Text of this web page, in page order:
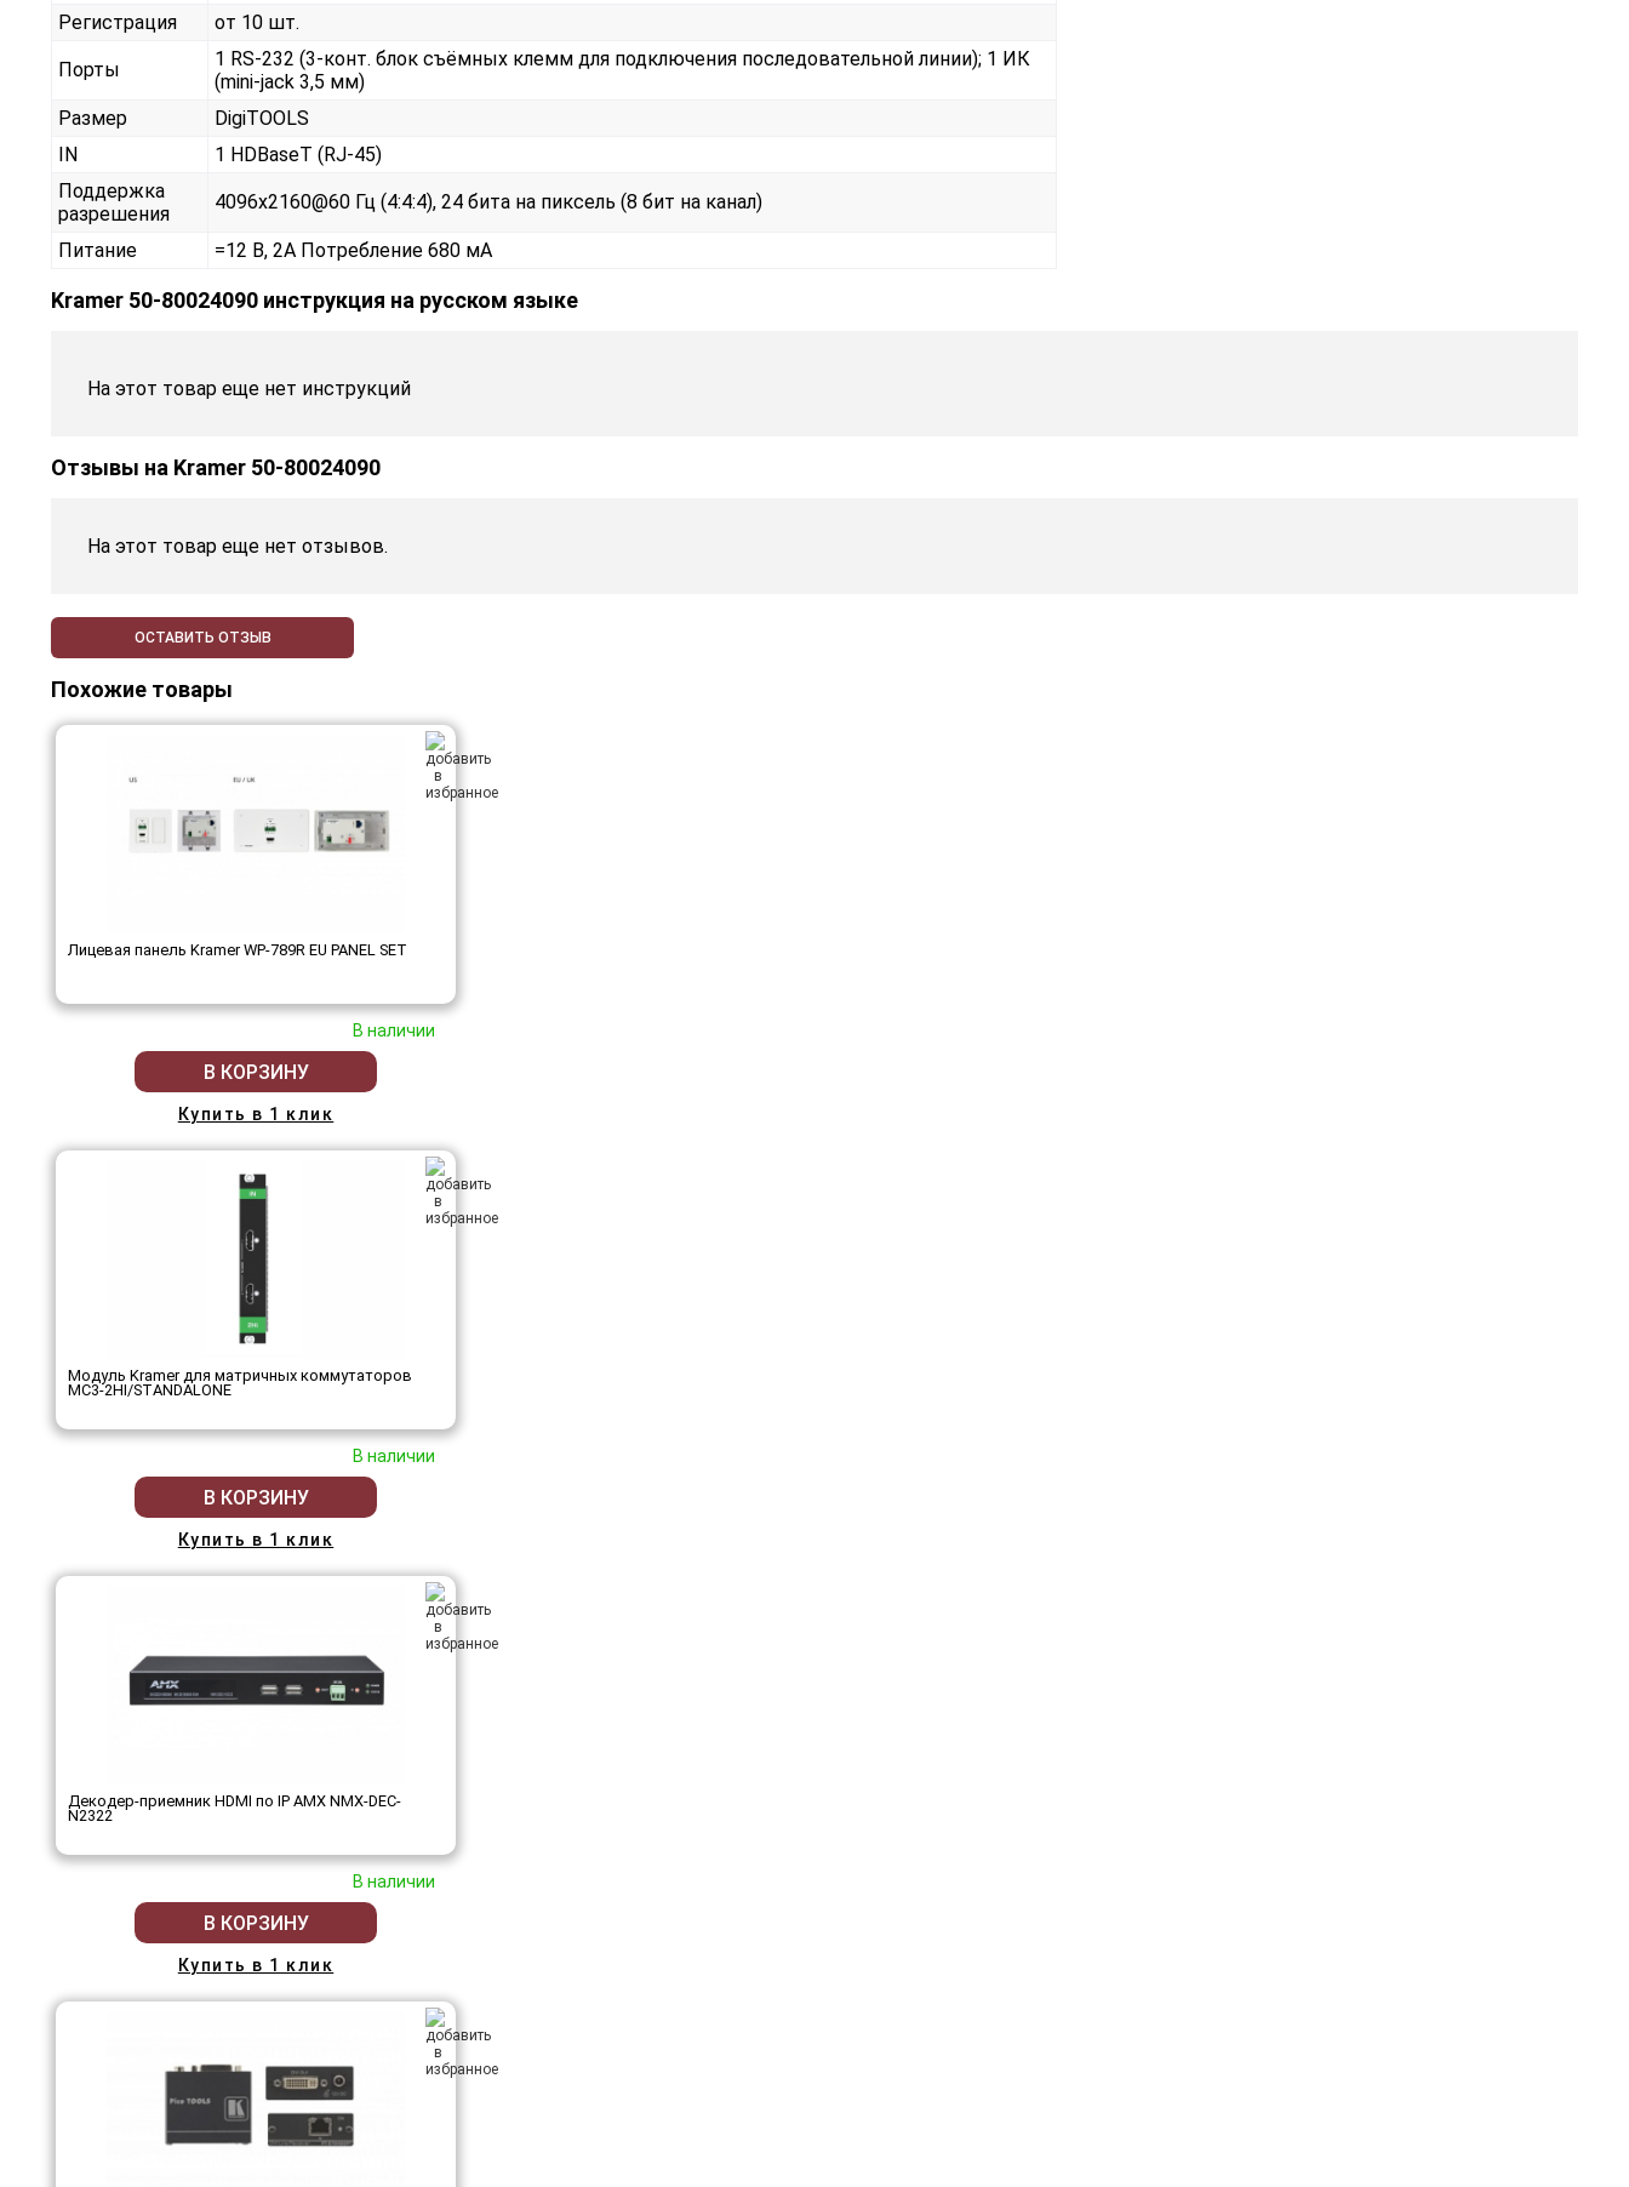
Регистрация
от 10 шт.
Порты
1 RS-232 (3-конт. блок съёмных клемм для подключения последовательной линии); 1 ИК
(mini-jack 3,5 мм)
Размер
DigiTOOLS
IN
1 HDBaseT (RJ-45)
Поддержка
разрешения
4096x2160@60 Гц (4:4:4), 24 бита на пиксель (8 бит на канал)
Питание =12 В, 2А Потребление 680 мА
Kramer 50-80024090 инструкция на русском языке
На этот товар еще нет инструкций
Отзывы на Kramer 50-80024090
На этот товар еще нет отзывов.
ОСТАВИТЬ ОТЗЫВ
Похожие товары
Лицевая панель Kramer WP-789R EU PANEL SET
В наличии
В КОРЗИНУ
Купить в 1 клик
Модуль Kramer для матричных коммутаторов
MC3-2HI/STANDALONE
В наличии
В КОРЗИНУ
Купить в 1 клик
Декодер-приемник HDMI по IP AMX NMX-DEC-
N2322
В наличии
В КОРЗИНУ
Купить в 1 клик